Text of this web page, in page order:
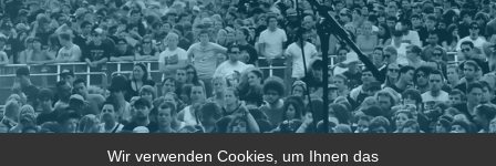
Wir verwenden Cookies, um Ihnen das